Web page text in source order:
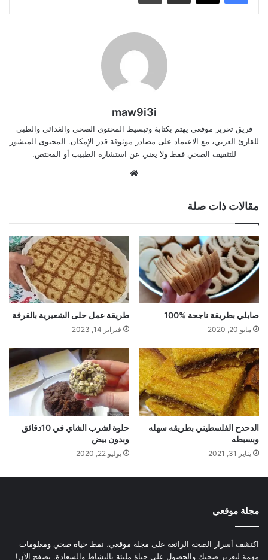
maw9i3i
فريق تحرير موقعي يهتم بكتابة وتبسيط المحتوى الصحي والغذائي والطبي
للقارئ العربي، مع الاعتماد على مصادر موثوقة قدر الإمكان. المحتوى المنشور
للتثقيف الصحي فقط ولا يغني عن استشارة الطبيب أو المختص.
مقالات ذات صلة
صابلي بطريقة ناجحة %100
مايو 20, 2020
طريقة عمل حلى الشعيرية بالقرفة
فبراير 14, 2023
الدحدح الفلسطيني بطريقه سهله
وبسبطه
يناير 31, 2021
حلوة لشرب الشاي في 10دقائق
وبدون بيض
يوليو 22, 2020
مجلة موقعي
اكتشف أسرار الصحة الرائعة على مجلة موقعي، نمط حياة صحي ومعلومات
مهمة لتعزيز صحتك والحصول على حياة مليئة بالنشاط والسعادة. تصفح الآن!